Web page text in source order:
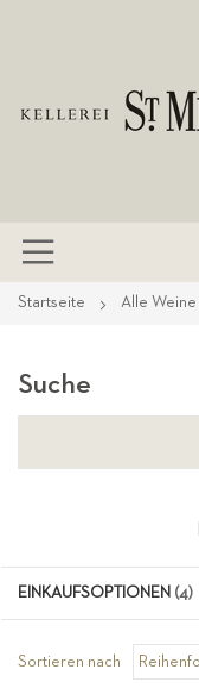
Zum
Startseite Alle Weine
Sortieren nach
Suche
EINKAUFSOPTIONEN